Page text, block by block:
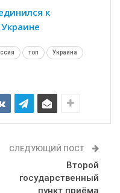
к
топ Украина
СЛЕДУЮЩИЙ ПОСТ
Второй
государственный
пункт приёма